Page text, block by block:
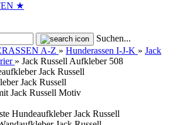
★
Suchen...
A-Z » Hunderassen I-J-K » Jack
» Jack Russell Aufkleber 508